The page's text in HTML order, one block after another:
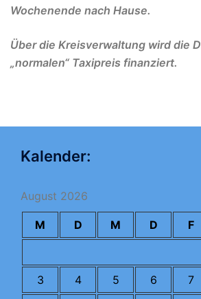
Wochenende nach Hause.
Über die Kreisverwaltung wird die
„normalen“ Taxipreis finanziert.
Kalender:
August 2026
M D M D F
3
4 5 6 7